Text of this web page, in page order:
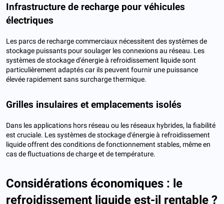
Infrastructure de recharge pour véhicules
électriques
Les parcs de recharge commerciaux nécessitent des systèmes de
stockage puissants pour soulager les connexions au réseau. Les
systèmes de stockage d'énergie à refroidissement liquide sont
particulièrement adaptés car ils peuvent fournir une puissance
élevée rapidement sans surcharge thermique.
Grilles insulaires et emplacements isolés
Dans les applications hors réseau ou les réseaux hybrides, la fiabilité
est cruciale. Les systèmes de stockage d'énergie à refroidissement
liquide offrent des conditions de fonctionnement stables, même en
cas de fluctuations de charge et de température.
Considérations économiques : le
refroidissement liquide est-il rentable ?